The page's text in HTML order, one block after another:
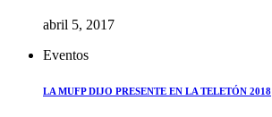
abril 5, 2017
Eventos
LA MUFP DIJO PRESENTE EN LA TELETÓN 2018